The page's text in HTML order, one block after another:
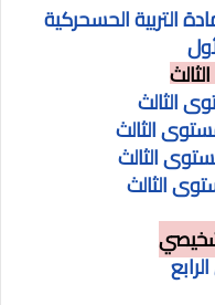
التربية الحسحركية
الثالث
الثالث
الثالث
الثالث